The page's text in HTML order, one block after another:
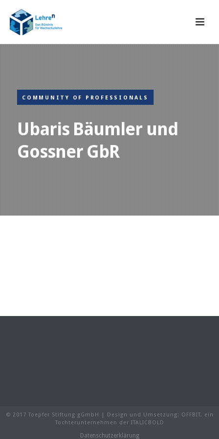
COMMUNITY OF PROFESSIONALS
Ubaris Bäumler und
Gossner GbR
© 2017 Toepfer Stiftung gGmbH | Design und Umsetzung: OFFBIT, ein
Tochterunternehmen der ITALICBOLD
Datenschutzerklärung